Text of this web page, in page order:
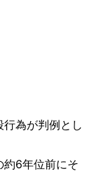
為が判例とし
6年位前にそ